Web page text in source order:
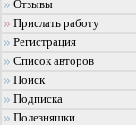
Отзывы
Прислать работу
Регистрация
Список авторов
Поиск
Подписка
Полезняшки